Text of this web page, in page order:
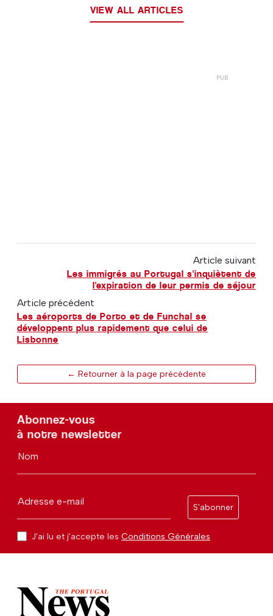
VIEW ALL ARTICLES
Article suivant
Les immigrés au Portugal s'inquiètent de
l'expiration de leur permis de séjour
Article précédent
Les aéroports de Porto et de Funchal se
développent plus rapidement que celui de
Lisbonne
← Retourner à la page précédente
Abonnez-vous
à notre newsletter
Nom
Adresse e-mail
S'abonner
J'ai lu et j'accepte les Conditions Générales